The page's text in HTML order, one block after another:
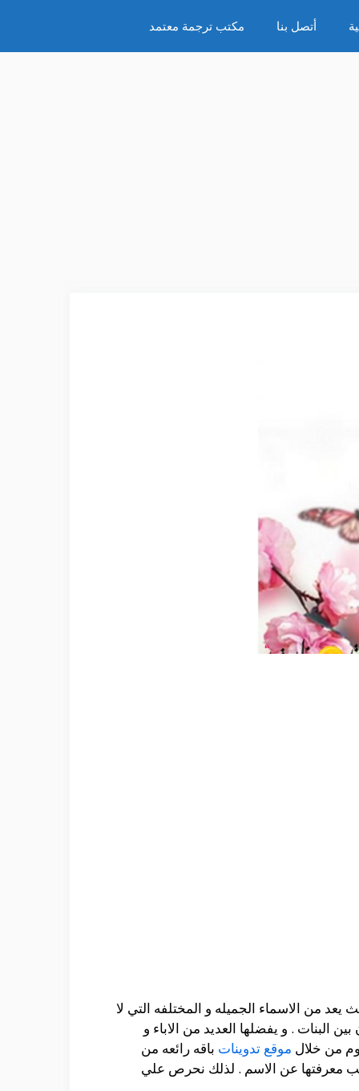
أتصل بنا مكتب ترجمة معتمد
من الاسماء الجميله و المختلفه التي لا
البنات . و يفضلها العديد من الاباء و
من خلال موقع تدوينات باقه رائعه من
معرفتها عن الاسم . لذلك نحرص علي